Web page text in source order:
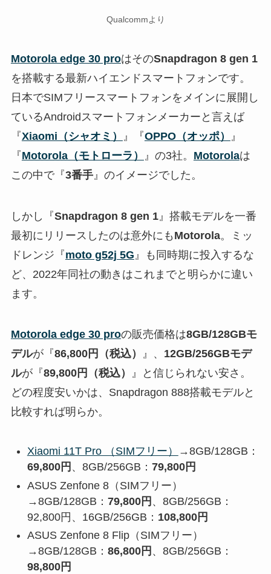
Qualcommより
Motorola edge 30 proはそのSnapdragon 8 gen 1
を搭載する最新ハイエンドスマートフォンです。
日本でSIMフリースマートフォンをメインに展開し
ているAndroidスマートフォンメーカーと言えば
『Xiaomi（シャオミ） 』『OPPO（オッポ）
』
『Motorola（モトローラ） 』の3社。 Motorolaは
この中で『3番手』のイメージでした。
しかし『Snapdragon 8 gen 1』搭載モデルを一番
最初にリリースしたのは意外にも Motorola。ミッ
ドレンジ『moto g52j 5G 』も同時期に投入するな
ど、2022年同社の動きはこれまでと明らかに違い
ます。
Motorola edge 30 proの販売価格は8GB/128GBモ
デルが『86,800円（税込） 』、 12GB/256GBモデ
ルが『89,800円（税込）
』と信じられない安さ。
どの程度安いかは、Snapdragon 888搭載モデルと
比較すれば明らか。
Xiaomi 11T Pro （SIMフリー）
→8GB/128GB：
69,800円 、8GB/256GB： 79,800円
ASUS Zenfone 8（SIMフリー）
→8GB/128GB： 79,800円 、8GB/256GB：
92,800円、16GB/256GB： 108,800円
ASUS Zenfone 8 Flip（SIMフリー）
→8GB/128GB： 86,800円 、8GB/256GB：
98,800円